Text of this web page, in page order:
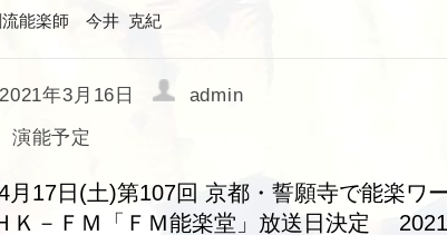
流能楽師 今井 克紀
2021年3月16日
admin
演能予定
17日(土)第107回 京都・誓願寺で能楽ワ
Ｋ－ＦＭ「ＦＭ能楽堂」放送日決定